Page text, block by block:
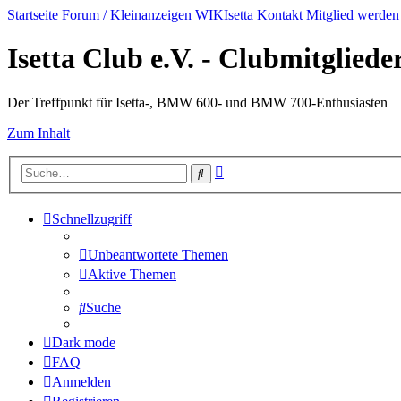
Startseite Forum / Kleinanzeigen WIKIsetta Kontakt Mitglied werden
Isetta Club e.V. -
Der Treffpunkt für Isetta-, BMW 600- und BMW 700-Enthusiasten
Zum Inhalt
Suche
Schnellzugriff
Unbeantwortete Themen
Aktive Themen
Suche
Dark mode
FAQ
Anmelden